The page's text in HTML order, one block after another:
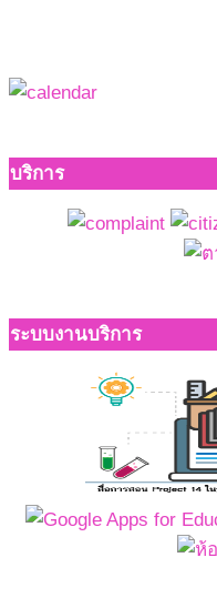
บริการ
ระบบงานบริการ